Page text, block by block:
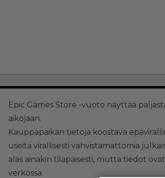
Epic Games Store -vuoto näyttää
aikojaan.
Kauppapaikan tietoja koostava
useita virallisesti vahvistamattomia
alas ainakin tilapäisesti, mutta tiedot
verkossa.